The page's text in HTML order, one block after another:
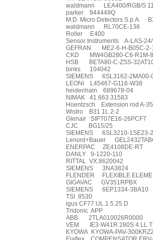
waldmann
LEA400/RGB/S
parker
944449Q
M.D. Micro Detectors S.p.A.
waldmann
RL70CE-136
Roller
E400
Sensor Instruments
A-LAS-
GEFRAN
ME2-6-H-B05C-
CKD
MW4GB280-C6-R1M-
HSB
BETA80-C-ZSS-
binks
104042
SIEMENS
6SL3162-2MA00-
LEONI
L45467-G116-W38
heidenhain
689678-04
NIMAK
41.663.31583
Hoentzsch
Extension rod A-
Wistro
B31 1L 2-2
Glenair
SIPT07E16-26PCF7
CJC
BG15/25
SIEMENS
6SL3210-1SE23-
Lenord+Bauer
ENERPAC
ZE4108DE-RT
DANLY
9-1220-110
RITTAL VX.8620042
SIEMENS
3NA3824
FLENDER
FLEXIBLE
GIGAVAC
GV351RPBX
SIEMENS
6EP1334-3BA10
TSI
8530
igus CF77.UL.1 5.25.D
Tridonic APP
ABB
2TLA010026R0000
VEM
IE3-W41R 280S 4 LL
KYOWA KYOWA-PAV-